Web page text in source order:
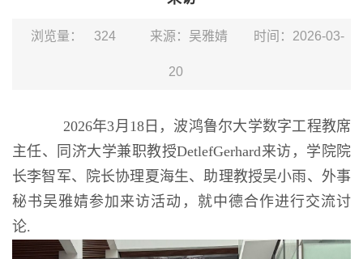
浏览量： 324 来源：吴雅婧 时间：2026-03-
20
2026年3月18日，波鸿鲁尔大学数字工程教席
主任、同济大学兼职教授DetlefGerhard来访，学院院
长李智军、院长协理夏海生、助理教授吴小雨、外事
秘书吴雅婧参加来访活动，就中德合作进行交流讨
论.